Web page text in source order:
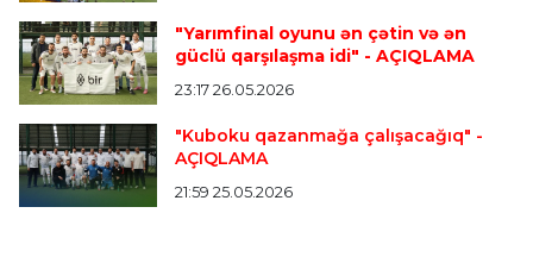
"Qalatasaray" Leaunun alternativini "Arsenal"da
tapdı
Offside 23:04 06.08.2026
Çimərlik voleybolu üzrə ölkə çempionatında
finalçılar müəyyənləşdi
"Yarımfinal oyunu ən çətin və ən
güclü qarşılaşma idi" - AÇIQLAMA
23:17 26.05.2026
"Kuboku qazanmağa çalışacağıq" -
AÇIQLAMA
21:59 25.05.2026